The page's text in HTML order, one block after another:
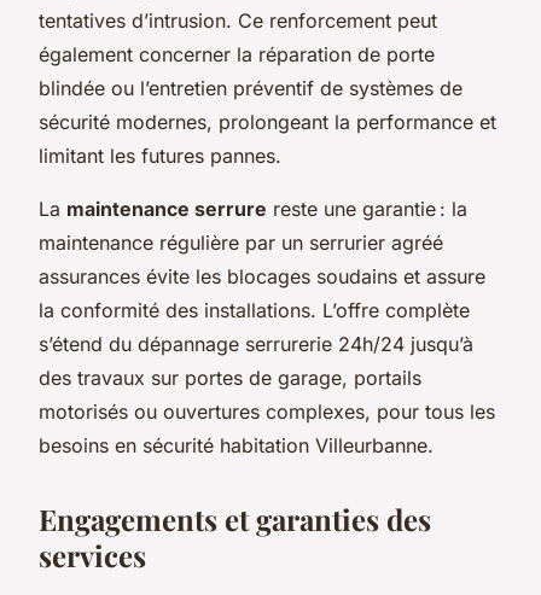
tentatives d’intrusion. Ce renforcement peut
également concerner la réparation de porte
blindée ou l’entretien préventif de systèmes de
sécurité modernes, prolongeant la performance et
limitant les futures pannes.
La maintenance serrure reste une garantie : la
maintenance régulière par un serrurier agréé
assurances évite les blocages soudains et assure
la conformité des installations. L’offre complète
s’étend du dépannage serrurerie 24h/24 jusqu’à
des travaux sur portes de garage, portails
motorisés ou ouvertures complexes, pour tous les
besoins en sécurité habitation Villeurbanne.
Engagements et garanties des
services